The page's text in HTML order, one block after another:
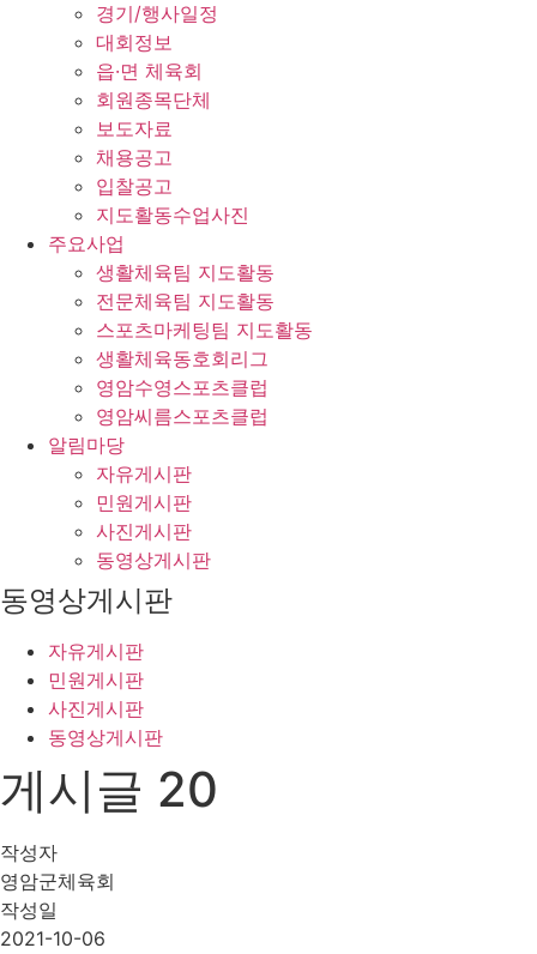
경기/행사일정
대회정보
읍·면 체육회
회원종목단체
보도자료
채용공고
입찰공고
지도활동수업사진
주요사업
생활체육팀 지도활동
전문체육팀 지도활동
스포츠마케팅팀 지도활동
생활체육동호회리그
영암수영스포츠클럽
영암씨름스포츠클럽
알림마당
자유게시판
민원게시판
사진게시판
동영상게시판
동영상게시판
자유게시판
민원게시판
사진게시판
동영상게시판
게시글 20
작성자
영암군체육회
작성일
2021-10-06